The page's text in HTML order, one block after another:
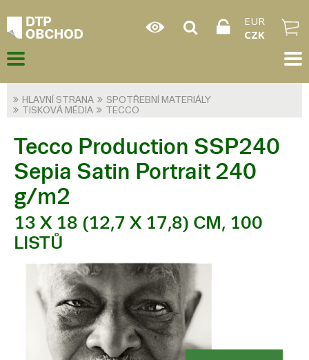
EUR
CZK
HLAVNÍ STRANA
SPOTŘEBNÍ MATERIÁLY
TISKOVÁ MÉDIA
TECCO
Tecco Production SSP240
Sepia Satin Portrait 240
g/m2
13 X 18 (12,7 X 17,8) CM, 100
LISTŮ